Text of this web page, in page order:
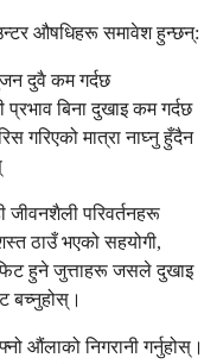
औषधिहरू समावेश हुन्छन्:
दुवै कम गर्दछ
बिना दुखाइ कम गर्दछ
गरिएको मात्रा नाघ्नु हुँदैन
जीवनशैली परिवर्तनहरू
ठाउँ भएको सहयोगी,
हुने जुत्ताहरू जसले दुखाइ
बच्नुहोस्।
औंलाको निगरानी गर्नुहोस्।